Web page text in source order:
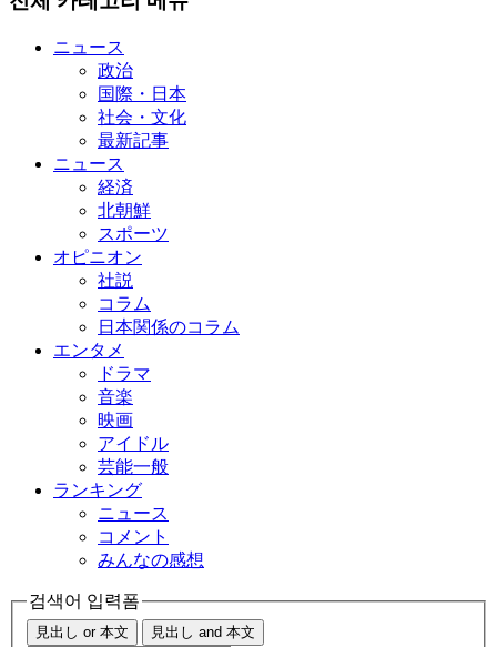
ニュース
政治
国際・日本
社会・文化
最新記事
ニュース
経済
北朝鮮
スポーツ
オピニオン
社説
コラム
日本関係のコラム
エンタメ
ドラマ
音楽
映画
アイドル
芸能一般
ランキング
ニュース
コメント
みんなの感想
검색어 입력폼
見出し or 本文 見出し and 本文